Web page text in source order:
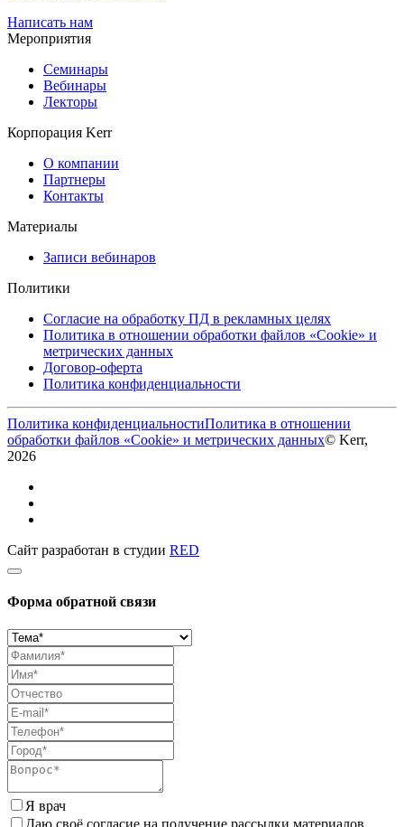
Написать нам
Мероприятия
Семинары
Вебинары
Лекторы
Корпорация Kerr
О компании
Партнеры
Контакты
Материалы
Записи вебинаров
Политики
Согласие на обработку ПД в рекламных целях
Политика в отношении обработки файлов «Cookie» и
метрических данных
Договор-оферта
Политика конфиденциальности
Политика конфиденциальностиПолитика в отношении
обработки файлов «Cookie» и метрических данных© Kerr,
2026
Сайт разработан в студии RED
Форма обратной связи
Я врач